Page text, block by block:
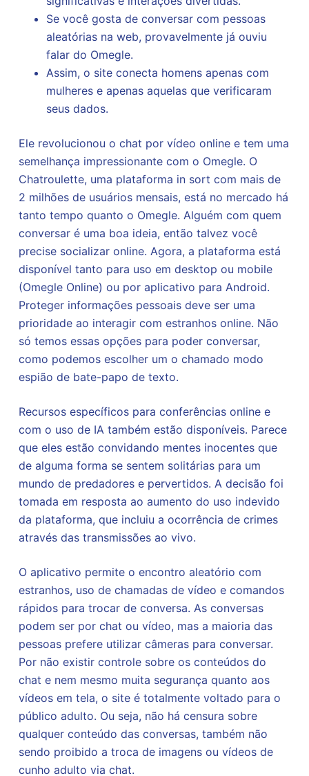
Se você gosta de conversar com pessoas
aleatórias na web, provavelmente já ouviu
falar do Omegle.
Assim, o site conecta homens apenas com
mulheres e apenas aquelas que verificaram
seus dados.
Ele revolucionou o chat por vídeo online e tem uma
semelhança impressionante com o Omegle. O
Chatroulette, uma plataforma in sort com mais de
2 milhões de usuários mensais, está no mercado há
tanto tempo quanto o Omegle. Alguém com quem
conversar é uma boa ideia, então talvez você
precise socializar online. Agora, a plataforma está
disponível tanto para uso em desktop ou mobile
(Omegle Online) ou por aplicativo para Android.
Proteger informações pessoais deve ser uma
prioridade ao interagir com estranhos online. Não
só temos essas opções para poder conversar,
como podemos escolher um o chamado modo
espião de bate-papo de texto.
Recursos específicos para conferências online e
com o uso de IA também estão disponíveis. Parece
que eles estão convidando mentes inocentes que
de alguma forma se sentem solitárias para um
mundo de predadores e pervertidos. A decisão foi
tomada em resposta ao aumento do uso indevido
da plataforma, que incluiu a ocorrência de crimes
através das transmissões ao vivo.
O aplicativo permite o encontro aleatório com
estranhos, uso de chamadas de vídeo e comandos
rápidos para trocar de conversa. As conversas
podem ser por chat ou vídeo, mas a maioria das
pessoas prefere utilizar câmeras para conversar.
Por não existir controle sobre os conteúdos do
chat e nem mesmo muita segurança quanto aos
vídeos em tela, o site é totalmente voltado para o
público adulto. Ou seja, não há censura sobre
qualquer conteúdo das conversas, também não
sendo proibido a troca de imagens ou vídeos de
cunho adulto via chat.